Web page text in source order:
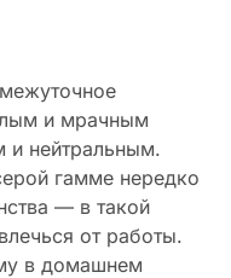
и мрачным
и нейтральным.
гамме нередко
— в такой
от работы.
в домашнем